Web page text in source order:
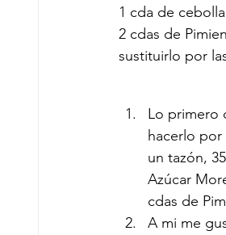
1 cda de
2 cdas de
sustituirlo por
Lo primero
hacerlo por
un tazón,
Azúcar
cdas de
A mi me